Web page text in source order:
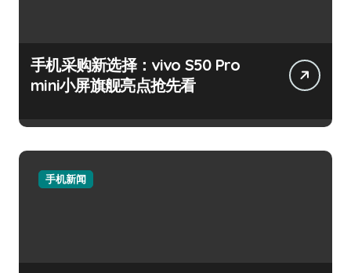
手机采购新选择：vivo S50 Pro
mini小屏旗舰亮点抢先看
手机新闻